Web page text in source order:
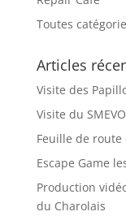
Toutes
Articles
Visite des
Visite du
Feuille de
Escape Game
Production
du Charolais